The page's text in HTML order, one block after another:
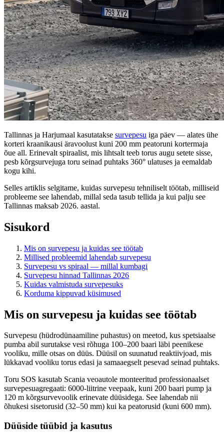
Tallinnas ja Harjumaal kasutatakse survepesu iga päev — alates ühe
korteri kraanikausi äravoolust kuni 200 mm peatoruni kortermaja
õue all. Erinevalt spiraalist, mis lihtsalt teeb torus augu setete sisse,
pesb kõrgsurvejuga toru seinad puhtaks 360° ulatuses ja eemaldab
kogu kihi.
Selles artiklis selgitame, kuidas survepesu tehniliselt töötab, milliseid
probleeme see lahendab, millal seda tasub tellida ja kui palju see
Tallinnas maksab 2026. aastal.
Sisukord
Mis on survepesu ja kuidas see töötab
Millised probleemid lahendab survepesu
Survepesu vs spiraal — millal kumbagi
Survepesu hinnad Tallinnas 2026
Kuidas valmistuda survepesuks
Korduma kippuvad küsimused
Mis on survepesu ja kuidas see töötab
Survepesu (hüdrodünaamiline puhastus) on meetod, kus spetsiaalse
pumba abil surutakse vesi rõhuga 100–200 baari läbi peenikese
vooliku, mille otsas on düüs. Düüsil on suunatud reaktiivjoad, mis
lükkavad vooliku torus edasi ja samaaegselt pesevad seinad puhtaks.
Toru SOS kasutab Scania veoautole monteeritud professionaalset
survepesuagregaati: 6000-liitrine veepaak, kuni 200 baari pump ja
120 m kõrgsurvevoolik erinevate düüsidega. See lahendab nii
õhukesi sisetorusid (32–50 mm) kui ka peatorusid (kuni 600 mm).
Düüside tüübid ja kasutus